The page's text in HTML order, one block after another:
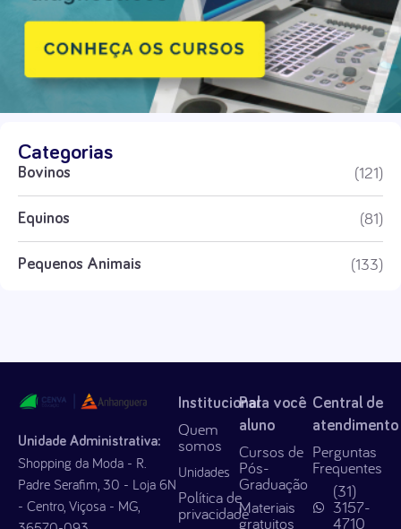
Categorias
Bovinos (121)
Equinos (81)
Pequenos Animais (133)
Unidade Administrativa:
Shopping da Moda - R.
Padre Serafim, 30 - Loja 6N
- Centro, Viçosa - MG,
Institucional
Quem
somos
Unidades
Política de
privacidade
Para você
aluno
Cursos de
Pós-
Graduação
Materiais
gratuitos
Central de
atendimento
Perguntas
Frequentes
(31)
3157-
4710